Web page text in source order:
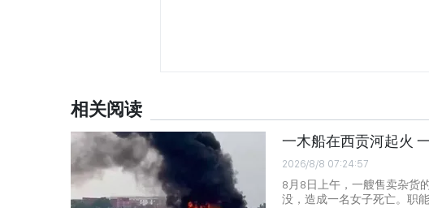
相关阅读
一木船在西贡河起火
2026/8/8 07:24:57
8月8日上午，一艘售卖杂货
没，造成一名女子死亡。职